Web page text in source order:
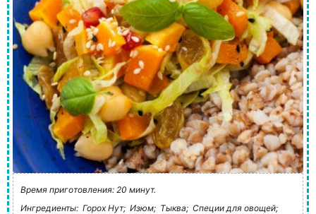
Время приготовления: 20 минут.
Ингредиенты: Горох Нут; Изюм; Тыква; Специи для овощей;